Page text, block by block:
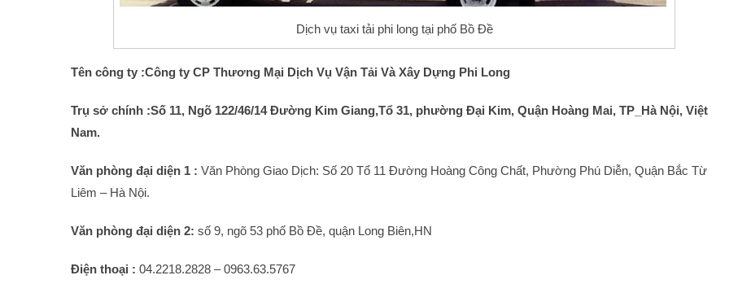
Dịch vụ taxi tải phi long tại phố Bồ Đề
Tên công ty :Công ty CP Thương Mại Dịch Vụ Vận Tải Và Xây Dựng Phi Long
Trụ sở chính :Số 11, Ngõ 122/46/14 Đường Kim Giang,Tổ 31, phường Đại Kim, Quận Hoàng Mai, TP_Hà Nội, Việt
Nam.
Văn phòng đại diện 1 : Văn Phòng Giao Dịch: Số 20 Tổ 11 Đường Hoàng Công Chất, Phường Phú Diễn, Quận Bắc Từ
Liêm – Hà Nội.
Văn phòng đại diện 2: số 9, ngõ 53 phố Bồ Đề, quận Long Biên,HN
Điện thoại : 04.2218.2828 – 0963.63.5767